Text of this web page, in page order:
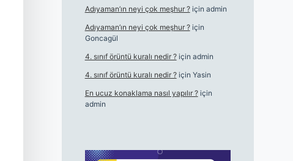
Adıyaman’ın neyi çok meşhur ?için admin
Adıyaman’ın neyi çok meşhur ?için
Goncagül
4. sınıf örüntü kuralı nedir ?için admin
4. sınıf örüntü kuralı nedir ?için Yasin
En ucuz konaklama nasıl yapılır ?için
admin